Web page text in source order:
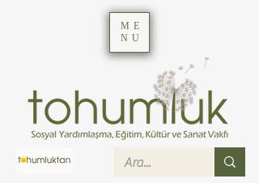
ME
NU